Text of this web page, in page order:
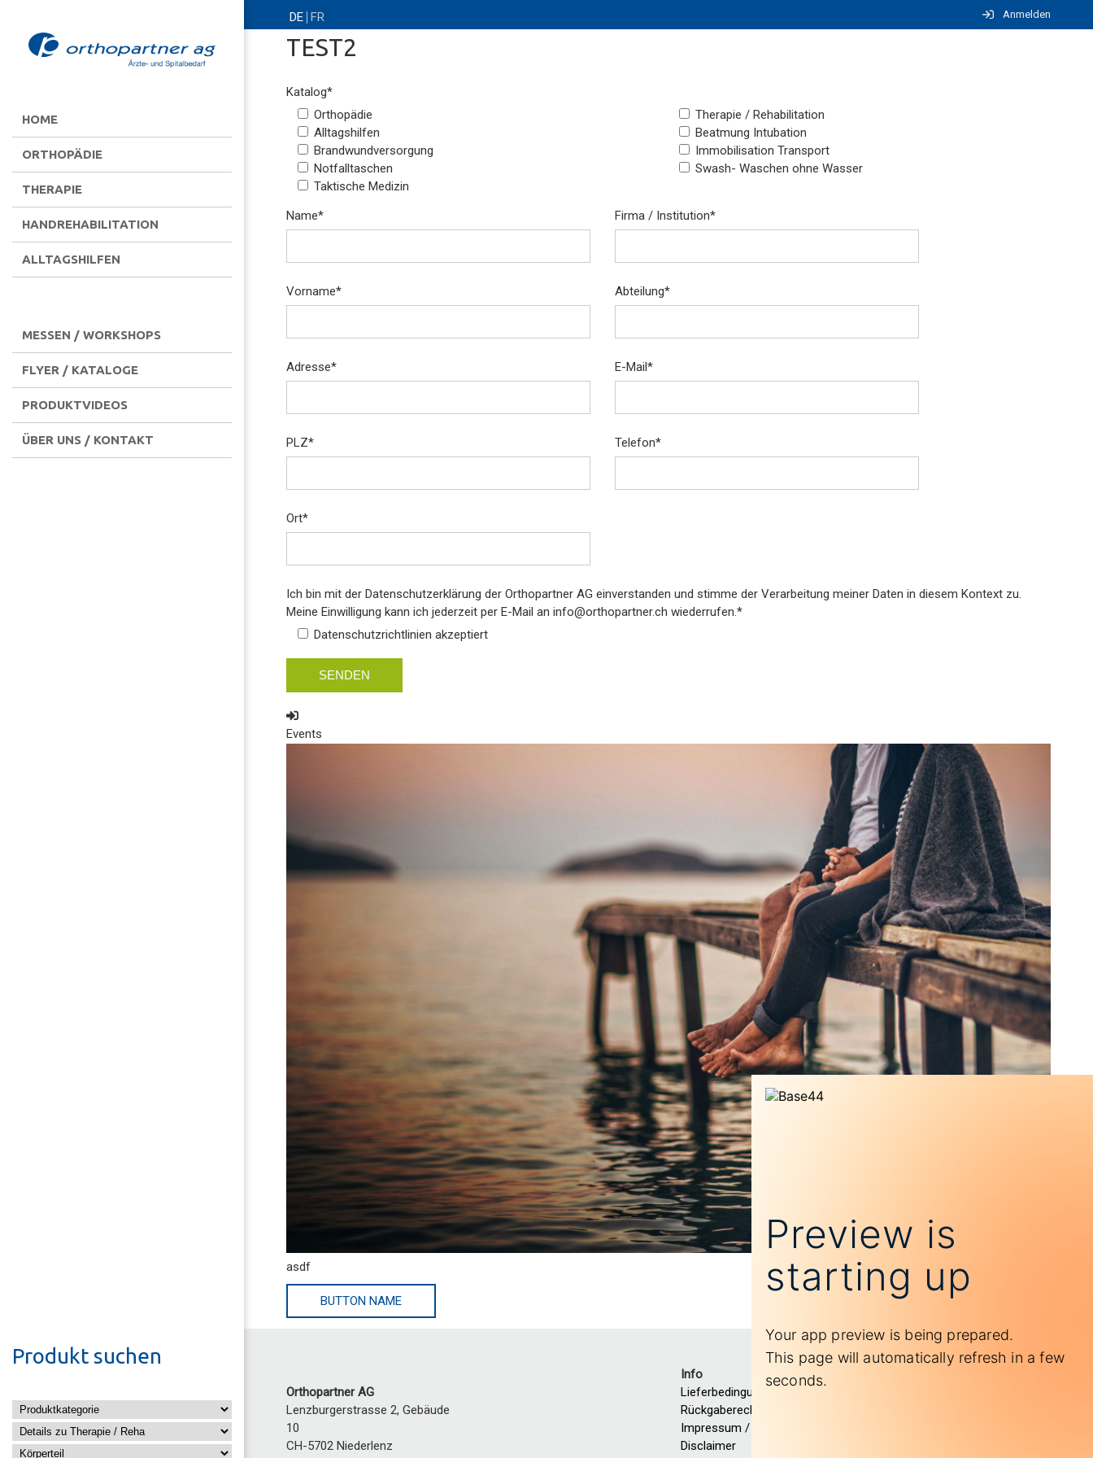
DE FR Anmelden
HOME
ORTHOPÄDIE
THERAPIE
HANDREHABILITATION
ALLTAGSHILFEN
MESSEN / WORKSHOPS
FLYER / KATALOGE
PRODUKTVIDEOS
ÜBER UNS / KONTAKT
Produkt suchen
TEST2
Katalog*
Orthopädie
Therapie / Rehabilitation
Alltagshilfen
Beatmung Intubation
Brandwundversorgung
Immobilisation Transport
Notfalltaschen
Swash- Waschen ohne Wasser
Taktische Medizin
Name*
Vorname*
Adresse*
PLZ*
Ort*
Firma / Institution*
Abteilung*
E-Mail*
Telefon*
Ich bin mit der Datenschutzerklärung der Orthopartner AG einverstanden und stimme der Verarbeitung meiner Daten in diesem Kontext zu.
Meine Einwilligung kann ich jederzeit per E-Mail an info@orthopartner.ch wiederrufen.*
Datenschutzrichtlinien akzeptiert
SENDEN
Events
asdf
BUTTON NAME
Orthopartner AG
Lenzburgerstrasse 2, Gebäude
10
CH-5702 Niederlenz
Info
Lieferbedingungen
Rückgaberecht
Impressum /
Disclaimer